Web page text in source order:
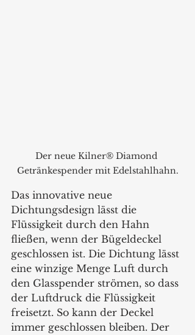
Der neue Kilner® Diamond
Getränkespender mit Edelstahlhahn.
Das innovative neue
Dichtungsdesign lässt die
Flüssigkeit durch den Hahn
fließen, wenn der Bügeldeckel
geschlossen ist. Die Dichtung lässt
eine winzige Menge Luft durch
den Glasspender strömen, so dass
der Luftdruck die Flüssigkeit
freisetzt. So kann der Deckel
immer geschlossen bleiben. Der